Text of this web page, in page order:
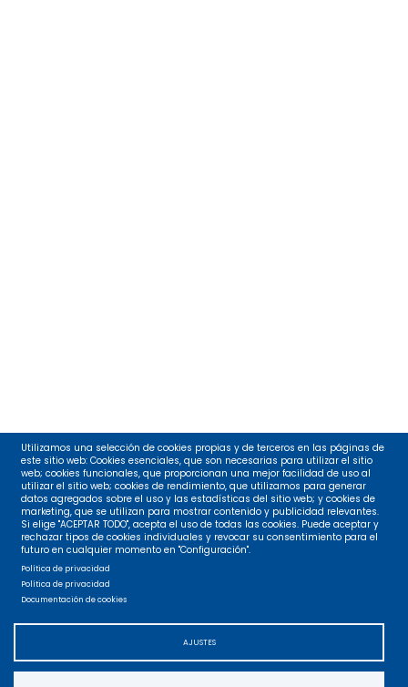
Utilizamos una selección de cookies propias y de terceros en las páginas de
este sitio web: Cookies esenciales, que son necesarias para utilizar el sitio
web; cookies funcionales, que proporcionan una mejor facilidad de uso al
utilizar el sitio web; cookies de rendimiento, que utilizamos para generar
datos agregados sobre el uso y las estadísticas del sitio web; y cookies de
marketing, que se utilizan para mostrar contenido y publicidad relevantes.
Si elige "ACEPTAR TODO", acepta el uso de todas las cookies. Puede aceptar y
rechazar tipos de cookies individuales y revocar su consentimiento para el
futuro en cualquier momento en "Configuración".
Política de privacidad
Política de privacidad
Documentación de cookies
AJUSTES